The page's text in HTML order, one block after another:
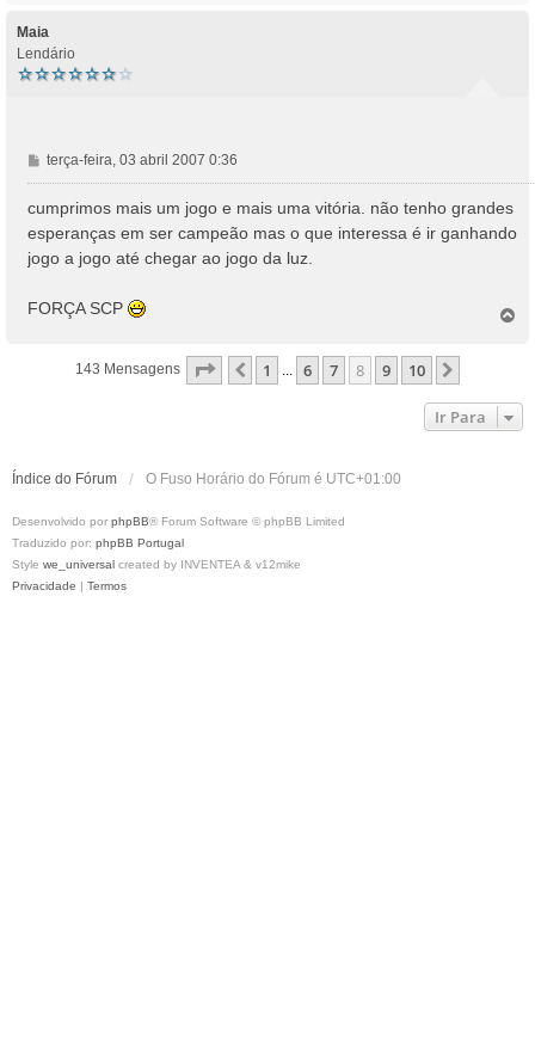
Maia
Lendário
M
e
n
a
g
m
terça-feira, 03 abril 2007 0:36
cumprimos mais um jogo e mais uma vitória. não tenho grandes
esperanças em ser campeão mas o que interessa é ir ganhando
jogo a jogo até chegar ao jogo da luz.
FORÇA SCP
143 Mensagens Página De10
Anterior
1 ... 6 7 8 9 10
Ir Para
Índice do Fórum O Fuso Horário do Fórum é UTC+01:00
Desenvolvido por phpBB® Forum Software © phpBB Limited
Traduzido por: phpBB Portugal
Style we_universal created by INVENTEA & v12mike
Privacidade | Termos